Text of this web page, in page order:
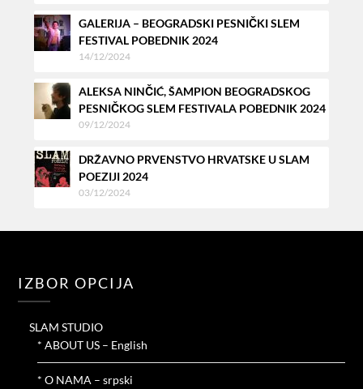
GALERIJA – BEOGRADSKI PESNIČKI SLEM
FESTIVAL POBEDNIK 2024
14/12/2024
ALEKSA NINČIĆ, ŠAMPION BEOGRADSKOG
PESNIČKOG SLEM FESTIVALA POBEDNIK 2024
09/12/2024
DRŽAVNO PRVENSTVO HRVATSKE U SLAM
POEZIJI 2024
03/12/2024
IZBOR OPCIJA
SLAM STUDIO
* ABOUT US – English
* O NAMA – srpski